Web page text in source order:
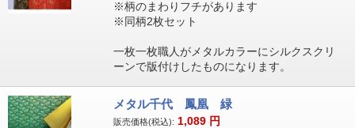
※柄のまわりフチがあります
※同柄2枚セット
一枚一枚職人がメタルカラーにシルクスクリ
ーンで版付けしたものになります。
メタル千代 鳳凰 緑
販売価格(税込): 1,089 円